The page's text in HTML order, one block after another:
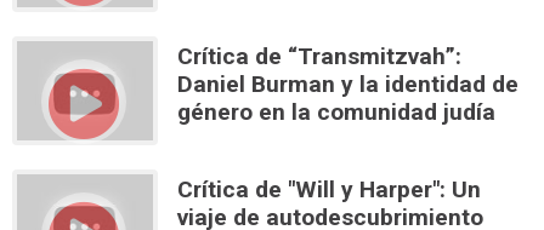
Crítica de “Transmitzvah”:
Daniel Burman y la identidad de
género en la comunidad judía
Crítica de "Will y Harper": Un
viaje de autodescubrimiento